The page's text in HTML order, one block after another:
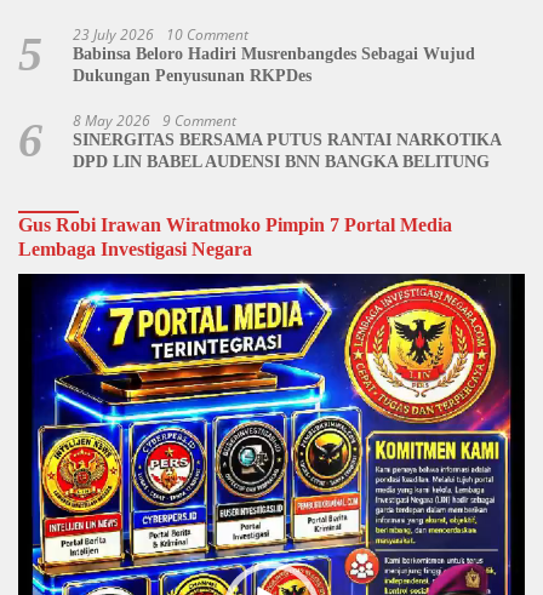
5 23 July 2026 10 Comment
Babinsa Beloro Hadiri Musrenbangdes Sebagai Wujud
Dukungan Penyusunan RKPDes
6 8 May 2026 9 Comment
SINERGITAS BERSAMA PUTUS RANTAI NARKOTIKA
DPD LIN BABEL AUDENSI BNN BANGKA BELITUNG
Gus Robi Irawan Wiratmoko Pimpin 7 Portal Media
Lembaga Investigasi Negara
Video
Player